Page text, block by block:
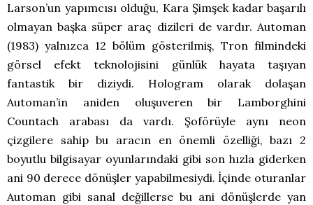
Larson’un yapımcısı olduğu, Kara Şimşek kadar başarılı
olmayan başka süper araç dizileri de vardır. Automan
(1983) yalnızca 12 bölüm gösterilmiş, Tron filmindeki
görsel efekt teknolojisini günlük hayata taşıyan
fantastik bir diziydi. Hologram olarak dolaşan
Automan’in aniden oluşuveren bir Lamborghini
Countach arabası da vardı. Şoförüyle aynı neon
çizgilere sahip bu aracın en önemli özelliği, bazı 2
boyutlu bilgisayar oyunlarındaki gibi son hızla giderken
ani 90 derece dönüşler yapabilmesiydi. İçinde oturanlar
Automan gibi sanal değillerse bu ani dönüşlerde yan